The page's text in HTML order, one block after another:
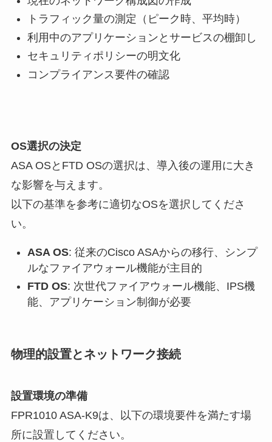
トラフィック量の測定（ピーク時、平均時）
利用中のアプリケーションとサービスの棚卸し
セキュリティポリシーの明文化
コンプライアンス要件の確認
OS選択の決定
ASA OSとFTD OSの選択は、導入後の運用に大き
な影響を与えます。
以下の基準を参考に適切なOSを選択してくださ
い。
ASA OS: 従来のCisco ASAからの移行、シンプ
ルなファイアウォール機能が主目的
FTD OS: 次世代ファイアウォール機能、IPS機
能、アプリケーション制御が必要
物理的設置とネットワーク接続
設置環境の準備
FPR1010 ASA-K9は、以下の環境要件を満たす場
所に設置してください。